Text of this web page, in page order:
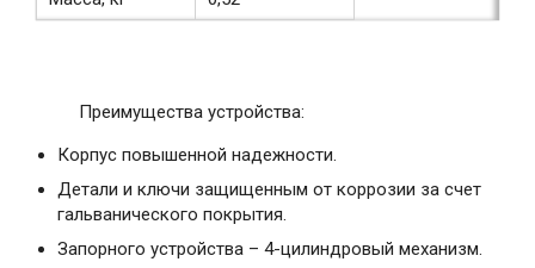
Преимущества устройства:
Корпус повышенной надежности.
Детали и ключи защищенным от коррозии за счет
гальванического покрытия.
Запорного устройства – 4-цилиндровый механизм.